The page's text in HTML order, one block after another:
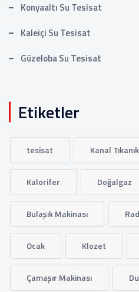
Konyaaltı Su Tesisat
Kaleiçi Su Tesisat
Güzeloba Su Tesisat
Etiketler
tesisat Kanal
Kalorifer Doğalgaz
Bulaşık Makinası
Ocak Klozet
Çamaşır Makinası